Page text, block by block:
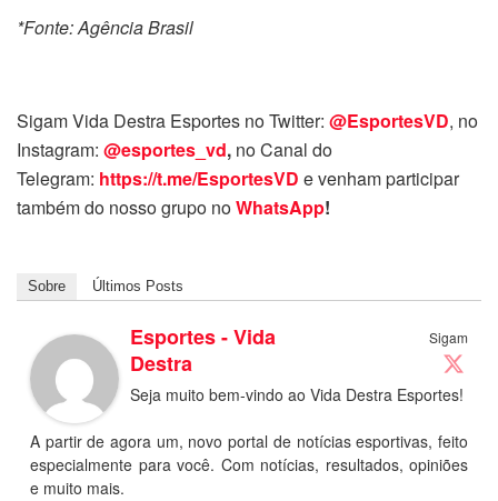
*Fonte: Agência Brasil
Sigam Vida Destra Esportes no Twitter: @EsportesVD, no
Instagram: @esportes_vd, no Canal do
Telegram: https://t.me/EsportesVD e venham participar
também do nosso grupo noWhatsApp!
Sobre Últimos Posts
Sigam
Esportes - Vida
Destra
Seja muito bem-vindo ao Vida Destra Esportes!
A partir de agora um, novo portal de notícias esportivas, feito
especialmente para você. Com notícias, resultados, opiniões
e muito mais.